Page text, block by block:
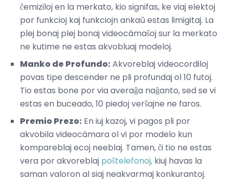
ĉemiziloj en la merkato, kio signifas, ke viaj elektoj
por funkcioj kaj funkciojn ankaŭ estas limigitaj. La
plej bonaj plej bonaj videocámaŝoj sur la merkato
ne kutime ne estas akvobluaj modeloj.
Manko de Profundo: Akvoreblaj videocordiloj
povas tipe descender ne pli profundaj ol 10 futoj.
Tio estas bone por via averaĝa naĝanto, sed se vi
estas en buceado, 10 piedoj verŝajne ne faros.
Premio Prezo: En iuj kazoj, vi pagos pli por
akvobila videocámara ol vi por modelo kun
kompareblaj ecoj neeblaj. Tamen, ĉi tio ne estas
vera por akvoreblaj poŝtelefonoj, kiuj havas la
saman valoron al siaj neakvarmaj konkurantoj.